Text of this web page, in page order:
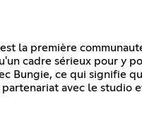
la première
cadre sérieux pour y
Bungie, ce qui signifie
avec le studio